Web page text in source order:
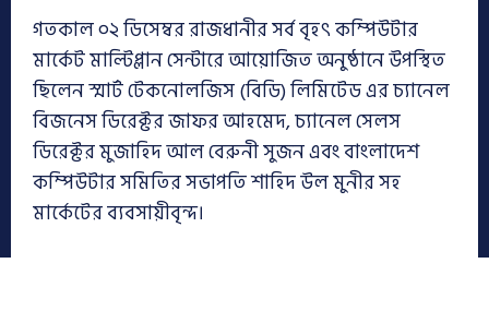
গতকাল ০২ ডিসেম্বর রাজধানীর সর্ব বৃহৎ কম্পিউটার
মার্কেট মাল্টিপ্লান সেন্টারে আয়োজিত অনুষ্ঠানে উপস্থিত
ছিলেন স্মার্ট টেকনোলজিস (বিডি) লিমিটেড এর চ্যানেল
বিজনেস ডিরেক্টর জাফর আহমেদ, চ্যানেল সেলস
ডিরেক্টর মুজাহিদ আল বেরুনী সুজন এবং বাংলাদেশ
কম্পিউটার সমিতির সভাপতি শাহিদ উল মুনীর সহ
মার্কেটের ব্যবসায়ীবৃন্দ।